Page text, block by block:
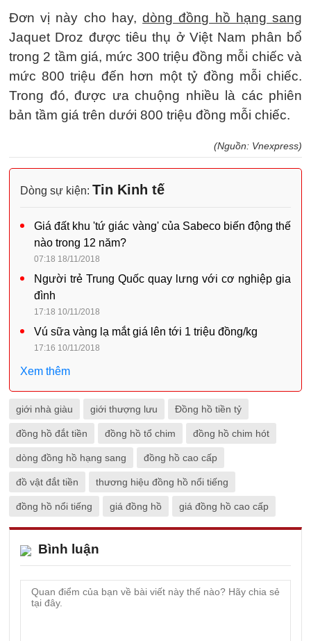
Đơn vị này cho hay,dòng đồng hồ hạng sang
Jaquet Droz được tiêu thụ ở Việt Nam phân bổ
trong 2 tầm giá, mức 300 triệu đồng mỗi chiếc và
mức 800 triệu đến hơn một tỷ đồng mỗi chiếc.
Trong đó, được ưa chuộng nhiều là các phiên
bản tầm giá trên dưới 800 triệu đồng mỗi chiếc.
(Nguồn: Vnexpress)
Dòng sự kiện: Tin Kinh tế
Giá đất khu 'tứ giác vàng' của Sabeco biến động thế
nào trong 12 năm?
07:18 18/11/2018
Người trẻ Trung Quốc quay lưng với cơ nghiệp gia
đình
17:18 10/11/2018
Vú sữa vàng lạ mắt giá lên tới 1 triệu đồng/kg
17:16 10/11/2018
Xem thêm
giới nhà giàu giới thượng lưu Đồng hồ tiền tỷ
đồng hồ đắt tiền đồng hồ tổ chim đồng hồ chim hót
dòng đồng hồ hạng sang đồng hồ cao cấp
đồ vật đắt tiền thương hiệu đồng hồ nổi tiếng
đồng hồ nổi tiếng giá đồng hồ giá đồng hồ cao cấp
Bình luận